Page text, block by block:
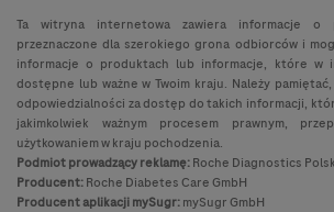
Ta witryna internetowa zawiera informacje o
przeznaczone dla szerokiego grona odbiorców i
informacje o produktach lub informacje, które w
dostępne lub ważne w Twoim kraju. Należy
odpowiedzialności za dostęp do takich informacji,
jakimkolwiek ważnym procesem prawnym,
użytkowaniem w kraju pochodzenia.
Podmiot prowadzący reklamę:Roche Diagnostics
Producent:Roche Diabetes Care GmbH
Producent aplikacji mySugr:mySugr GmbH